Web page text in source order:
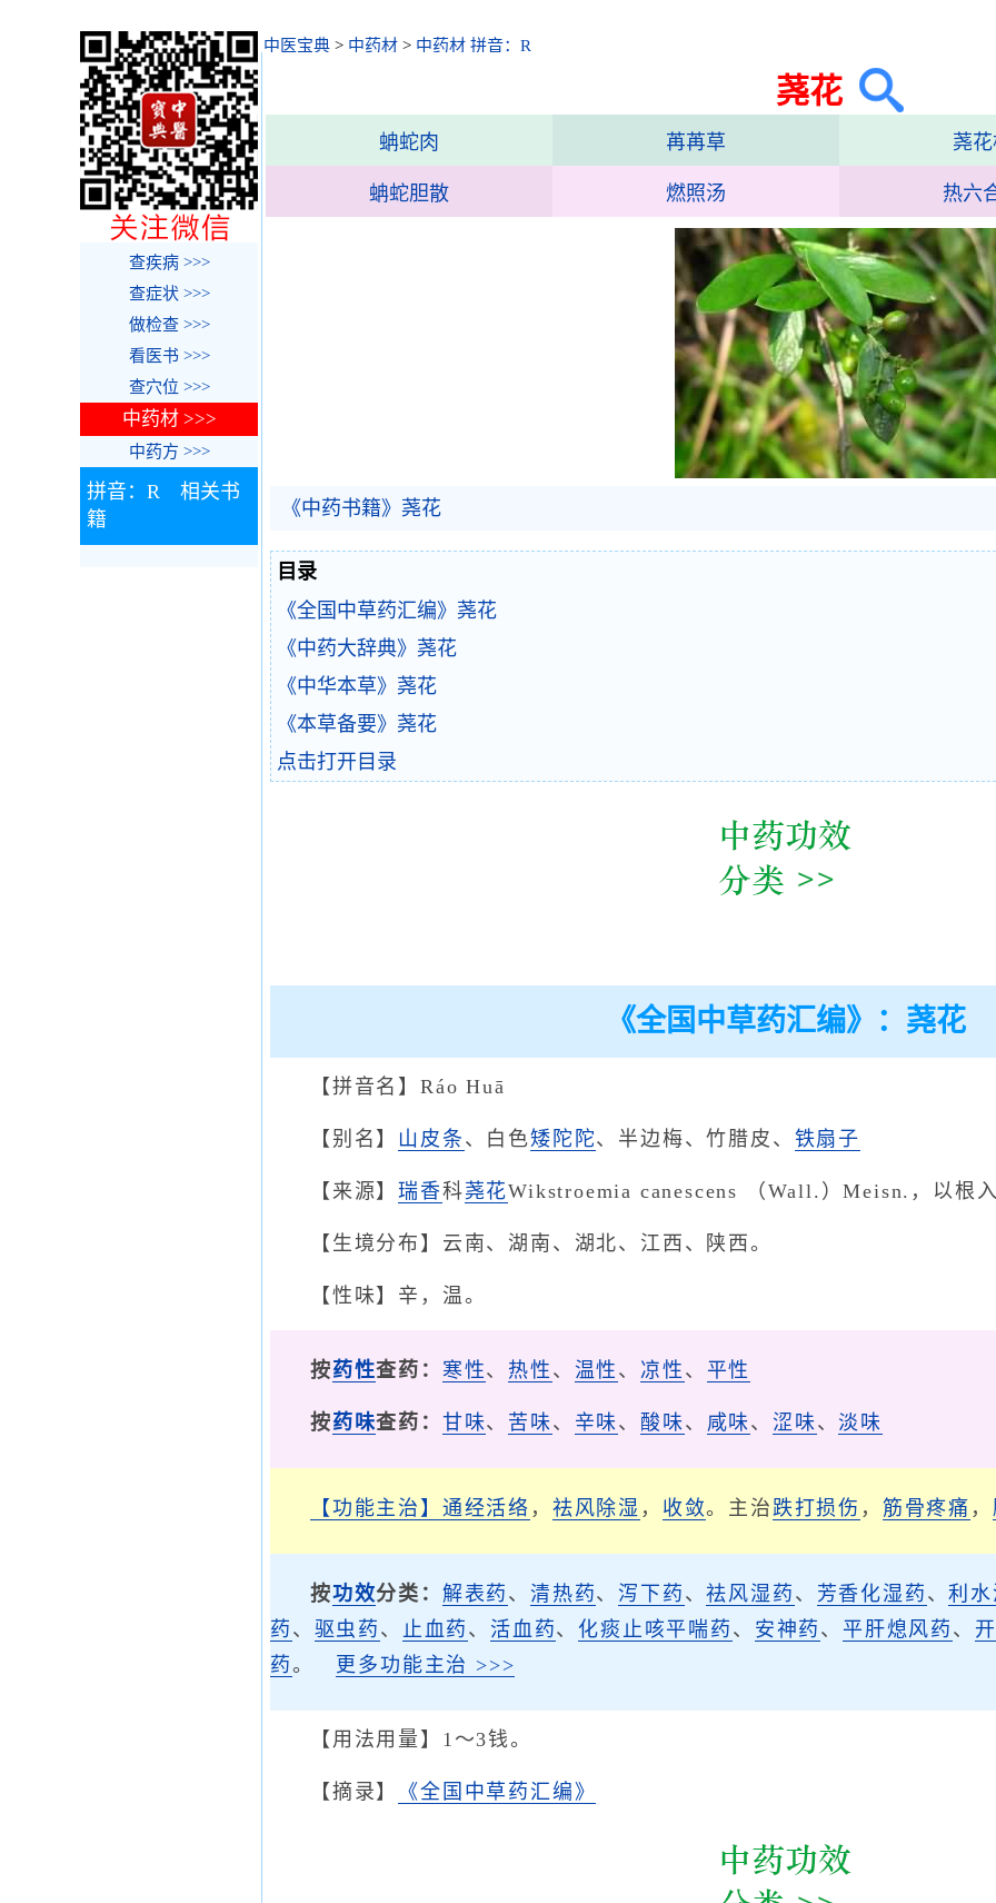
中医宝典 > 中药材 > 中药材 拼音：R
荛花
蚺蛇肉 苒苒草 荛
蚺蛇胆散 燃照汤 热六
《中药书籍》荛花
目录
《全国中草药汇编》荛花
《中药大辞典》荛花
《中华本草》荛花
《本草备要》荛花
点击打开目录
《全国中草药汇编》：荛花
【拼音名】Ráo Huā
【别名】 山皮条、白色矮陀陀、半边梅、竹腊皮、 铁扇子
【来源】瑞香科荛花Wikstroemia canescens （Wall.）Meisn.，以根
【生境分布】云南、湖南、湖北、江西、陕西。
【性味】辛，温。
按药性查药： 寒性、 热性 、 温性 、 凉性 、 平性
按药味查药： 甘味、 苦味、 辛味、 酸味、 咸味、 涩味、 淡味
【功能主治】 通经活络 ， 祛风除湿 ， 收敛。主治跌打损伤 ， 筋骨疼痛 ，
按功效分类： 解表药 、清热药、 泻下药 、祛风湿药 、 芳香化湿药 、利
药 、 驱虫药 、 止血药 、 活血药、 化痰止咳平喘药 、 安神药 、 平肝熄风药 、
药。 更多功能主治 >>>
【用法用量】1～3钱。
【摘录】 《全国中草药汇编》
查疾病 >>>
查症状 >>>
做检查 >>>
看医书 >>>
查穴位 >>>
中药材 >>>
中药方 >>>
拼音：R 相关书
籍